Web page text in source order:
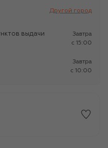
Другой город
выдачи
Завтра
c 15:00
Завтра
c 10:00